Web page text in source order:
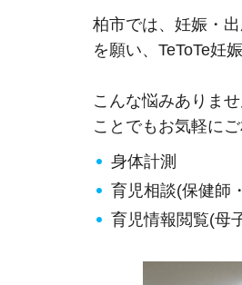
柏市では、妊娠・
を願い、TeToTe妊
こんな悩みありま
ことでもお気軽に
身体計測
育児相談(保健師
育児情報閲覧(母